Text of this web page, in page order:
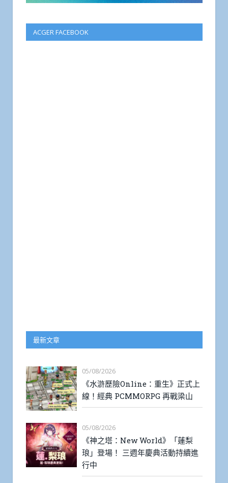
ACGER FACEBOOK
最新文章
05/08/2026
《水滸歷險Online：重生》正式上
線！經典 PCMMORPG 再戰梁山
05/08/2026
《神之塔：New World》「蓮梨
琅」登場！ 三週年慶典活動持續進
行中